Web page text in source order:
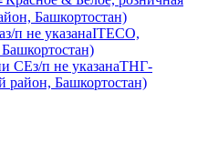
Башкортостан)
з/п не указанаITECO,
CЕз/п не указанаТНГ-
район, Башкортостан)